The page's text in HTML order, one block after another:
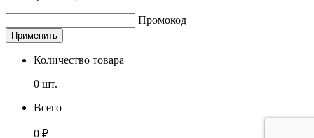
Промокод
Применить
Количество товара
0 шт.
Всего
0 ₽